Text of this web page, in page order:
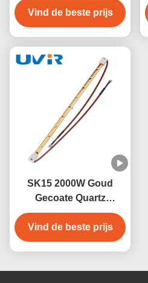
verwarming
Vind de beste prijs
SK15 2000W Goud
Gecoate Quartz
Infraroodverwarming
Lamp voor Sauna
Vind de beste prijs